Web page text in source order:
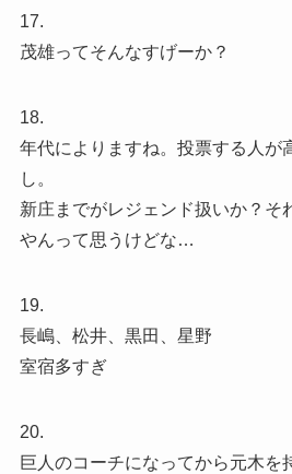
17.
茂雄ってそんなすげーか？
18.
年代によりますね。投票する人が
し。
新庄までがレジェンド扱いか？そ
やんって思うけどな…
19.
長嶋、松井、黒田、星野
室宿多すぎ
20.
巨人のコーチになってから元木を